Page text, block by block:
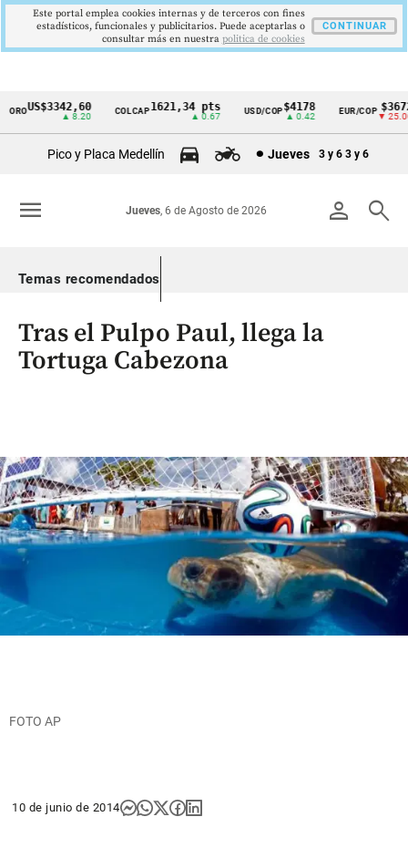
Cintillo
Colombia
US$3342,60
▲ 8.20
COLCAP1621,34 pts
▲ 0.67
USD/COP$4178
▲ 0.42
EUR/COP $3672
▼ 25.00
Pico y Placa Medellín Jueves 3 y 6 3 y 6
person search
Jueves, 6 de Agosto de 2026
menu
Temas recomendados
Tras el Pulpo Paul, llega la
Tortuga Cabezona
FOTO AP
10 de junio de 2014
Este portal emplea cookies internas y de terceros con fines
estadísticos, funcionales y publicitarios. Puede aceptarlas o
consultar más en nuestra politica de cookies
CONTINUAR